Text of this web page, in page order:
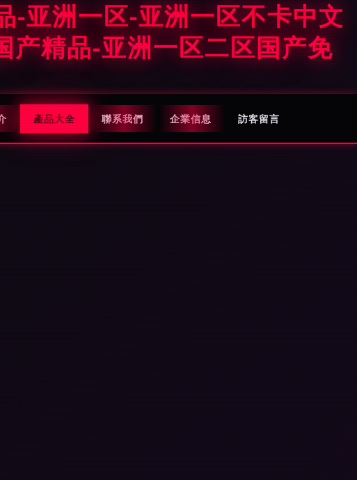
-亚洲一区-亚洲一区不卡中文
产精品-亚洲一区二区国产免
產品大全 聯系我們 企業信息 訪客留言